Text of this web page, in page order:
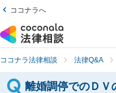
ココナラへ
ココナラ法律相談 法律Q&A
離婚調停でのＤＶ